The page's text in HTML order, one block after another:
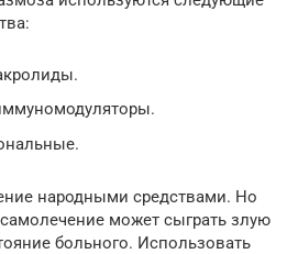
народными средствами. Но
может сыграть злую
больного. Использовать